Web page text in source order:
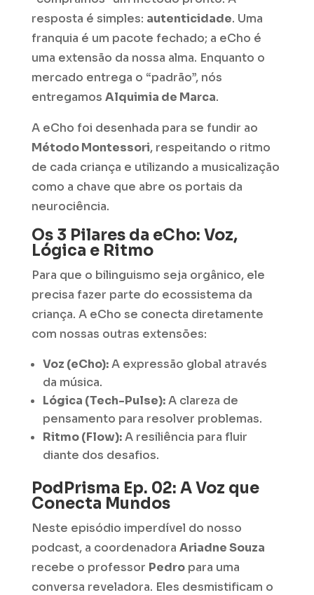
resposta é simples: autenticidade. Uma
franquia é um pacote fechado; a eCho é
uma extensão da nossa alma. Enquanto o
mercado entrega o “padrão”, nós
entregamos Alquimia de Marca.
A eCho foi desenhada para se fundir ao
Método Montessori, respeitando o ritmo
de cada criança e utilizando a musicalização
como a chave que abre os portais da
neurociência.
Os 3 Pilares da eCho: Voz,
Lógica e Ritmo
Para que o bilinguismo seja orgânico, ele
precisa fazer parte do ecossistema da
criança. A eCho se conecta diretamente
com nossas outras extensões:
Voz (eCho):A expressão global através
da música.
Lógica (Tech-Pulse):A clareza de
pensamento para resolver problemas.
Ritmo (Flow):A resiliência para fluir
diante dos desafios.
PodPrisma Ep. 02: A Voz que
Conecta Mundos
Neste episódio imperdível do nosso
podcast, a coordenadora Ariadne Souza
recebe o professor Pedropara uma
conversa reveladora. Eles desmistificam o